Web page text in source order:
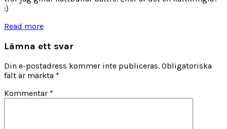
:)
Read more
Lämna ett svar
Din e-postadress kommer inte publiceras. Obligatoriska
fält är märkta *
Kommentar *